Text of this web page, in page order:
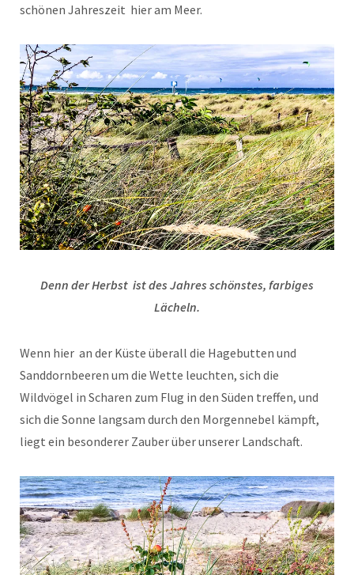
schönen Jahreszeit hier am Meer.
Denn der Herbst ist des Jahres schönstes, farbiges
Lächeln.
Wenn hier an der Küste überall die Hagebutten und
Sanddornbeeren um die Wette leuchten, sich die
Wildvögel in Scharen zum Flug in den Süden treffen, und
sich die Sonne langsam durch den Morgennebel kämpft,
liegt ein besonderer Zauber über unserer Landschaft.